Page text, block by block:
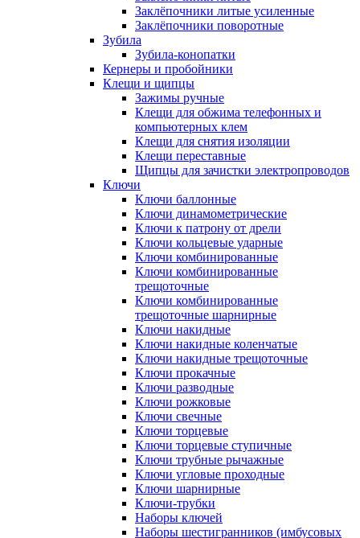
Заклёпочники литые усиленные
Заклёпочники поворотные
Зубила
Зубила-конопатки
Кернеры и пробойники
Клещи и щипцы
Зажимы ручные
Клещи для обжима телефонных и
компьютерных клем
Клещи для снятия изоляции
Клещи переставные
Щипцы для зачистки электропроводов
Ключи
Ключи баллонные
Ключи динамометрические
Ключи к патрону от дрели
Ключи кольцевые ударные
Ключи комбинированные
Ключи комбинированные
трещоточные
Ключи комбинированные
трещоточные шарнирные
Ключи накидные
Ключи накидные коленчатые
Ключи накидные трещоточные
Ключи прокачные
Ключи разводные
Ключи рожковые
Ключи свечные
Ключи торцевые
Ключи торцевые ступичные
Ключи трубные рычажные
Ключи угловые проходные
Ключи шарнирные
Ключи-трубки
Наборы ключей
Наборы шестигранников (имбусовых